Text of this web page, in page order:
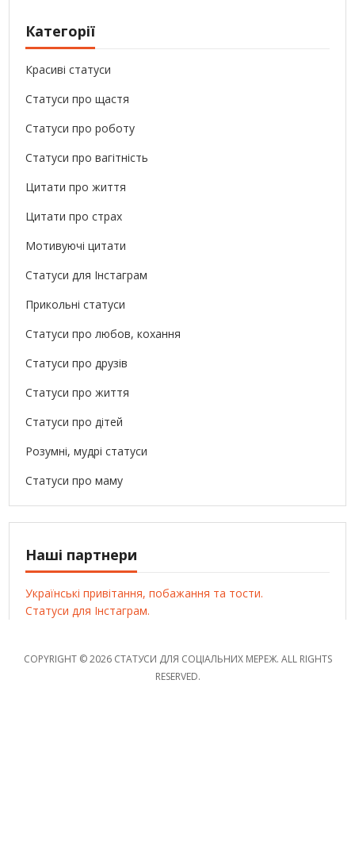
Категорії
Красиві статуси
Статуси про щастя
Статуси про роботу
Статуси про вагітність
Цитати про життя
Цитати про страх
Мотивуючі цитати
Статуси для Інстаграм
Прикольні статуси
Статуси про любов, кохання
Статуси про друзів
Статуси про життя
Статуси про дітей
Розумні, мудрі статуси
Статуси про маму
Наші партнери
Українські привітання, побажання та тости.
Статуси для Інстаграм.
COPYRIGHT © 2026 СТАТУСИ ДЛЯ СОЦІАЛЬНИХ МЕРЕЖ. ALL RIGHTS
RESERVED.